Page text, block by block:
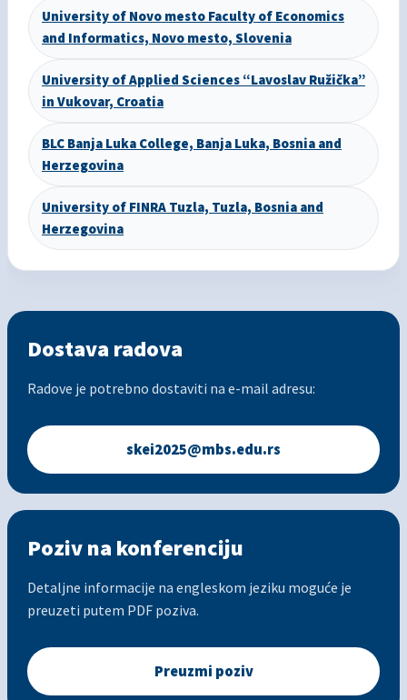
University of Novo mesto Faculty of Economics
and Informatics, Novo mesto, Slovenia
University of Applied Sciences “Lavoslav Ružička”
in Vukovar, Croatia
BLC Banja Luka College, Banja Luka, Bosnia and
Herzegovina
University of FINRA Tuzla, Tuzla, Bosnia and
Herzegovina
Dostava radova
Radove je potrebno dostaviti na e-mail adresu:
skei2025@mbs.edu.rs
Poziv na konferenciju
Detaljne informacije na engleskom jeziku moguće je
preuzeti putem PDF poziva.
Preuzmi poziv